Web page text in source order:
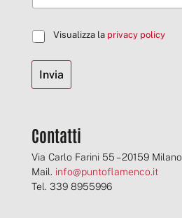
C
s
l
d
i
S
p
u
Visualizza la privacy policy
Invia
Contatti
Via Carlo Farini 55 – 20159 Milano
Mail. info@puntoflamenco.it
Tel. 339 8955996